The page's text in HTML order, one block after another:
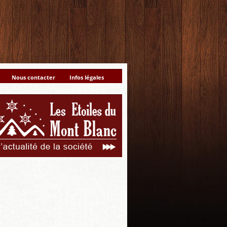
Nous contacter Infos légales